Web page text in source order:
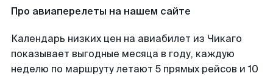
Про авиаперелеты на нашем сайте
Календарь низких цен на авиабилет из Чикаго
показывает выгодные месяца в году, каждую
неделю по маршруту летают 5 прямых рейсов и 10